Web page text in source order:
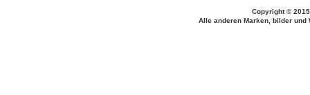
Copyright ©
Alle anderen Marken, bilder und